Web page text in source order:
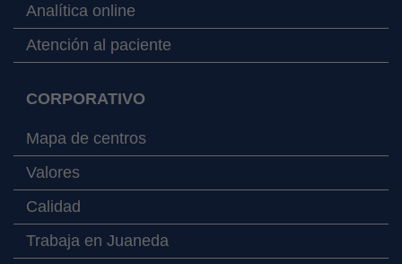
Analítica online
Atención al paciente
CORPORATIVO
Mapa de centros
Valores
Calidad
Trabaja en Juaneda